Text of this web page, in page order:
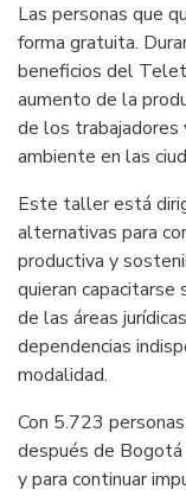
Las personas que
forma gratuita.
beneficios del
aumento de la
de los
ambiente en las
Este taller está
alternativas para
productiva y
quieran
de las áreas
dependencias
modalidad.
Con 5.723
después de
y para continuar